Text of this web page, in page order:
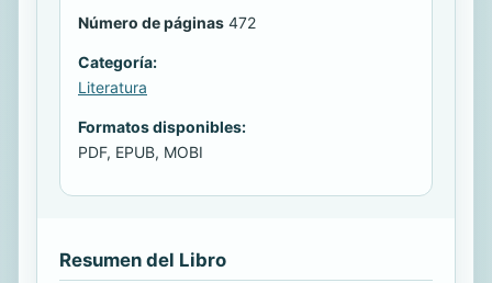
Número de páginas 472
Categoría:
Literatura
Formatos disponibles:
PDF, EPUB, MOBI
Resumen del Libro